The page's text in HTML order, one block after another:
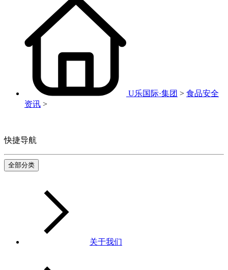
U乐国际·集团 > 食品安全
资讯 >
快捷导航
全部分类
关于我们